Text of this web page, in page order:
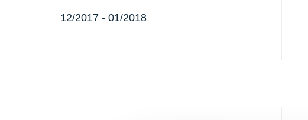
12/2017 - 01/2018